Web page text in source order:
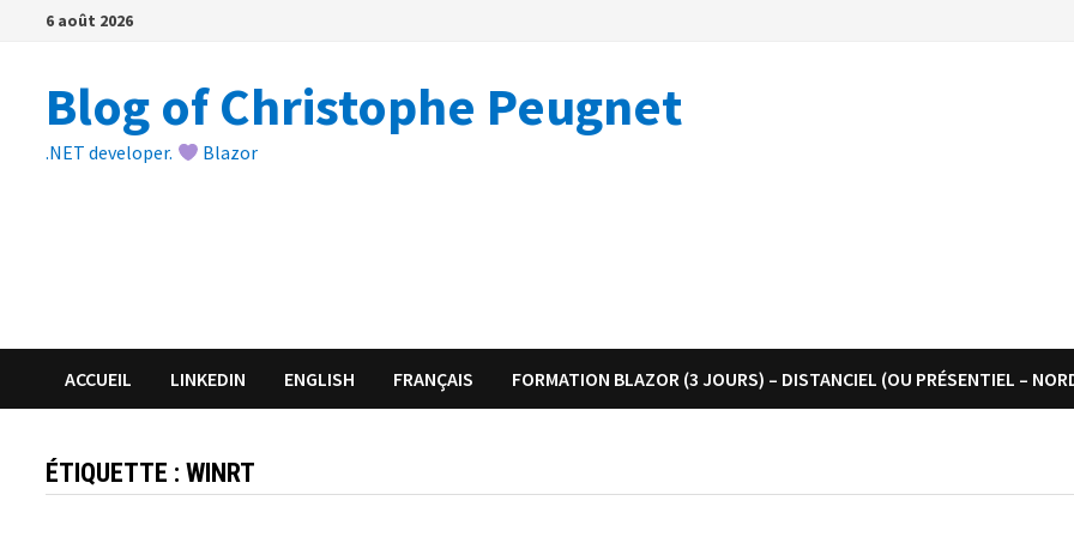
Passer6 août 2026
Blog of Christophe Peugnet
.NET developer. Blazor
ACCUEIL LINKEDIN ENGLISH FRANÇAIS FORMATION BLAZOR (3 JOURS) – DISTANCIEL (OU PRÉSENTIEL –
ÉTIQUETTE :WINRT